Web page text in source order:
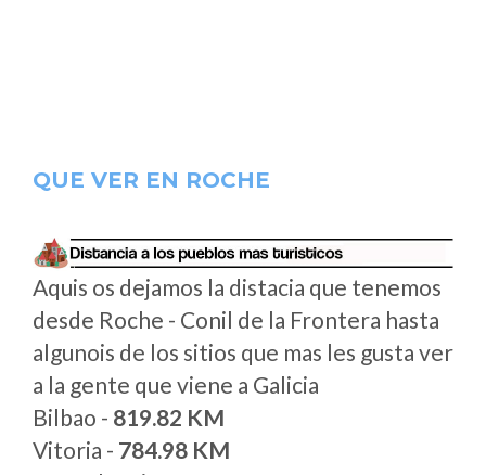
QUE VER EN ROCHE
Aquis os dejamos la distacia que tenemos
desde Roche - Conil de la Frontera hasta
algunois de los sitios que mas les gusta ver
a la gente que viene a Galicia
Bilbao - 819.82 KM
Vitoria - 784.98 KM